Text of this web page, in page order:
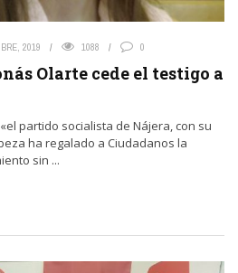
2019 1088 0
Olarte cede el testigo a
partido socialista de Nájera, con su
ha regalado a Ciudadanos la
sin ...